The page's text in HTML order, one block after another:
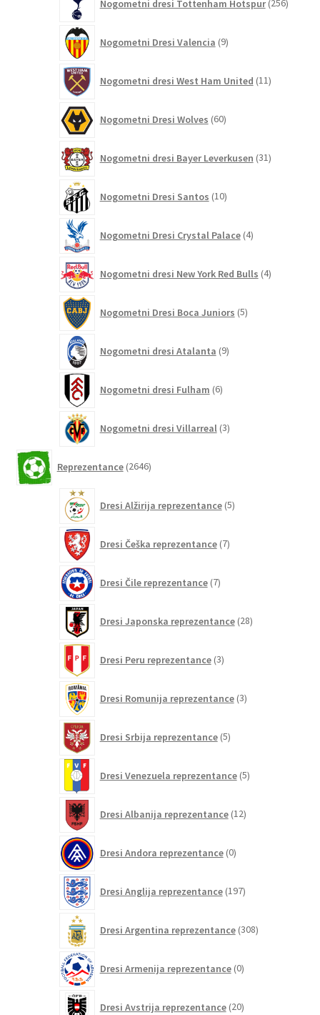
Nogometni dresi Tottenham Hotspur 256
Nogometni Dresi Valencia 9izdelkov
Nogometni dresi West Ham United 11izdelkov
Nogometni Dresi Wolves 60izdelkov
Nogometni dresi Bayer Leverkusen 31izdelkov
Nogometni Dresi Santos 10izdelkov
Nogometni Dresi Crystal Palace 4izdelki
Nogometni dresi New York Red Bulls 4izdelki
Nogometni Dresi Boca Juniors 5izdelkov
Nogometni dresi Atalanta 9izdelkov
Nogometni dresi Fulham 6izdelkov
Nogometni dresi Villarreal 3izdelki
Reprezentance 2646izdelkov
Dresi Alžirija reprezentance 5izdelkov
Dresi Češka reprezentance 7izdelkov
Dresi Čile reprezentance 7izdelkov
Dresi Japonska reprezentance 28izdelkov
Dresi Peru reprezentance 3izdelki
Dresi Romunija reprezentance 3izdelki
Dresi Srbija reprezentance 5izdelkov
Dresi Venezuela reprezentance 5izdelkov
Dresi Albanija reprezentance 12izdelkov
Dresi Andora reprezentance 0izdelkov
Dresi Anglija reprezentance 197izdelkov
Dresi Argentina reprezentance 308izdelkov
Dresi Armenija reprezentance 0izdelkov
Dresi Avstrija reprezentance 20